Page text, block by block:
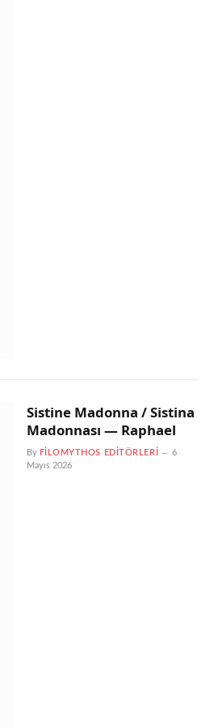
Sistine Madonna / Sistina
Madonnası — Raphael
By FILOMYTHOS EDITÖRLERI
6
Mayıs 2026